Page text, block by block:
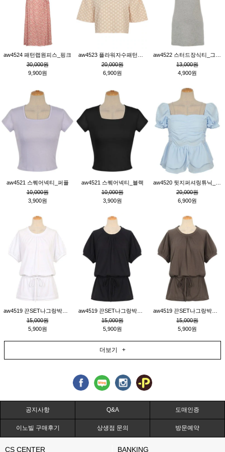
aw4524 패턴랩원피스_핑크
30,000원
9,900원
20,000원
6,900원
13,000원
4,900원
aw4521 스퀘어넥티_퍼플
10,000원
3,900원
aw4521 스퀘어넥티_블랙
10,000원
3,900원
20,000원
6,900원
15,000원
5,900원
15,000원
5,900원
15,000원
5,900원
더보기 +
공지사항 Q&A 도매인증
이노빌 구매후기 상생점 문의 방문예약
CS CENTER BANKING